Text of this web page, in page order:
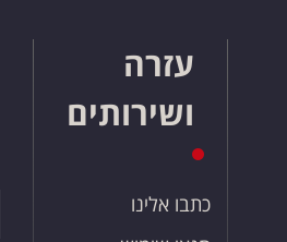
עזרה
ושירותים
כתבו אלינו